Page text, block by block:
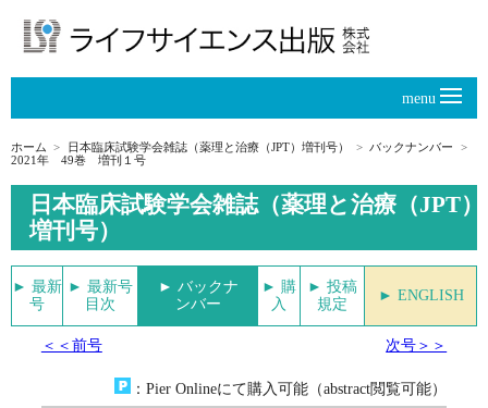
menu
ホーム 日本臨床試験学会雑誌（薬理と治療（JPT）増刊号）
バックナンバー
2021年 49巻 増刊１号
日本臨床試験学会雑誌（薬理と治療（JPT）
増刊号）
► 最新
号
► 最新号
目次
► バックナ
ンバー
► 購
入
► 投稿
規定
► ENGLISH
＜＜前号 次号＞＞
：Pier Onlineにて購入可能（abstract閲覧可能）